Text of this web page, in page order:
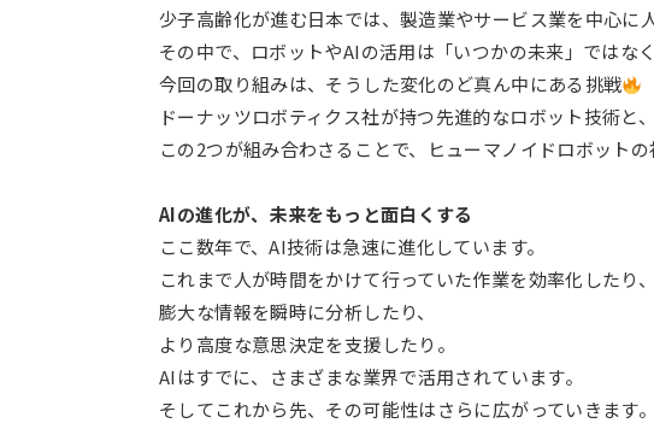
少子高齢化が進む日本では、製造業やサービス業を中心に
その中で、ロボットやAIの活用は「いつかの未来」ではな
今回の取り組みは、そうした変化のど真ん中にある挑戦
ドーナッツロボティクス社が持つ先進的なロボット技術
この2つが組み合わさることで、ヒューマノイドロボット
AIの進化が、未来をもっと面白くする
ここ数年で、AI技術は急速に進化しています。
これまで人が時間をかけて行っていた作業を効率化したり、
膨大な情報を瞬時に分析したり、
より高度な意思決定を支援したり。
AIはすでに、さまざまな業界で活用されています。
そしてこれから先、その可能性はさらに広がっていきます。